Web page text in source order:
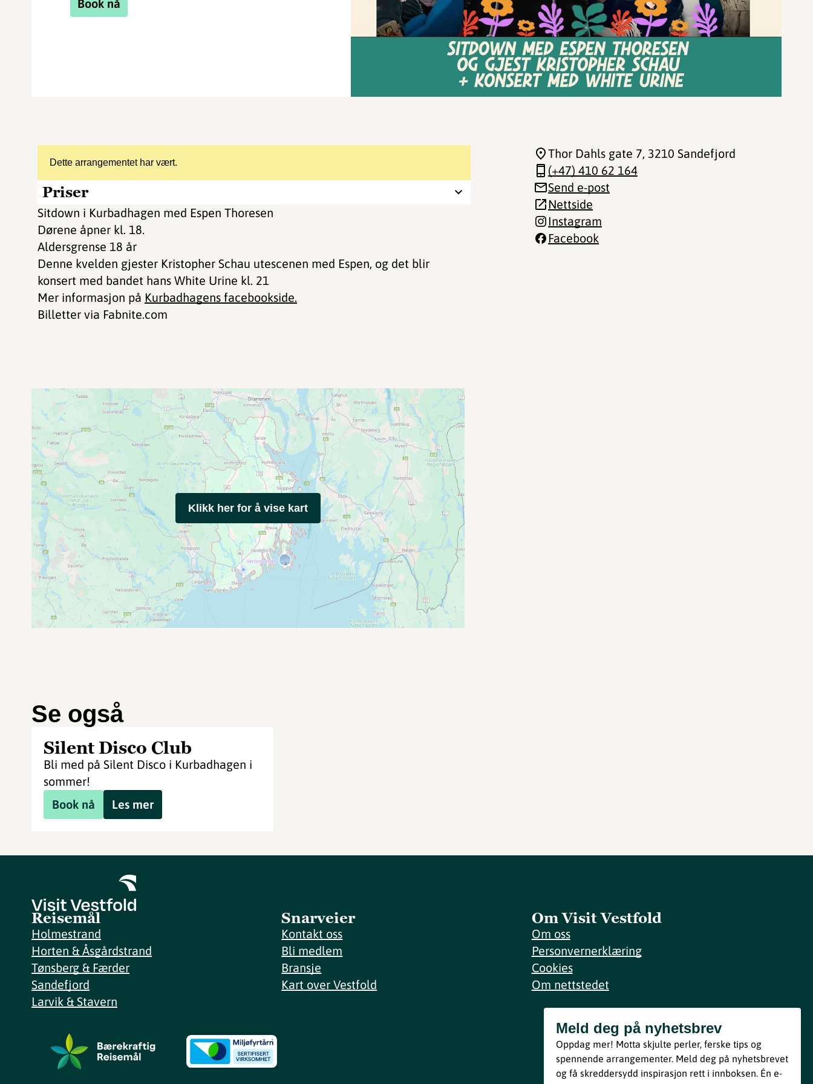
Book nå
Dette arrangementet har vært.
Priser
Sitdown i Kurbadhagen med Espen Thoresen
Dørene åpner kl. 18.
Aldersgrense 18 år
Denne kvelden gjester Kristopher Schau utescenen med Espen, og det blir
konsert med bandet hans White Urine kl. 21
Mer informasjon på Kurbadhagens facebookside.
Billetter via Fabnite.com
Thor Dahls gate 7, 3210 Sandefjord
(+47) 410 62 164
Send e-post
Nettside
Instagram
Facebook
Klikk her for å vise kart
Se også
Silent Disco Club
Bli med på Silent Disco i Kurbadhagen i
sommer!
Book nå
Les mer
Reisemål
Holmestrand
Horten & Åsgårdstrand
Tønsberg & Færder
Sandefjord
Larvik & Stavern
Snarveier
Kontakt oss
Bli medlem
Bransje
Kart over Vestfold
Om Visit Vestfold
Om oss
Personvernerklæring
Cookies
Om nettstedet
Meld deg på nyhetsbrev
Bli med
Ved å melde deg inn godtar du våre vilkår i henhold til vår
Meld deg på nyhetsbrev
Oppdag mer! Motta skjulte perler, ferske tips og
spennende arrangementer. Meld deg på nyhetsbrevet
og få skreddersydd inspirasjon rett i innboksen. Én e-